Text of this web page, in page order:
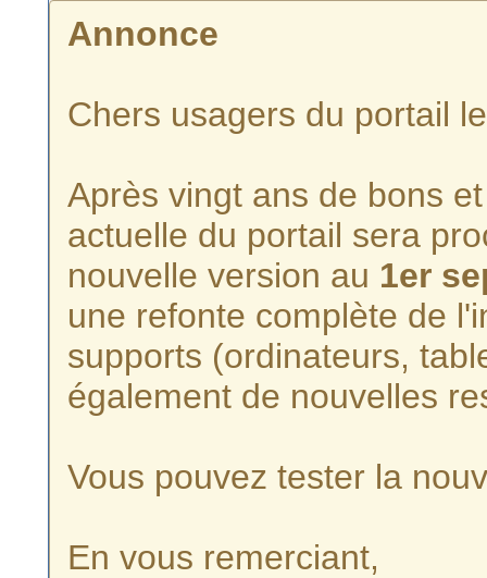
Annonce
Chers usagers du portail
Après vingt ans de bons
actuelle du portail sera
nouvelle version au 1er
une refonte complète de
supports (ordinateurs,
également de nouvelles
Vous pouvez tester la
En vous remerciant,